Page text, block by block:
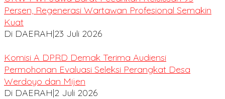
Persen, Regenerasi Wartawan Profesional Semakin
Kuat
Di DAERAH|23 Juli 2026
Komisi A DPRD Demak Terima Audiensi
Permohonan Evaluasi Seleksi Perangkat Desa
Werdoyo dan Mijen
Di DAERAH|2 Juli 2026